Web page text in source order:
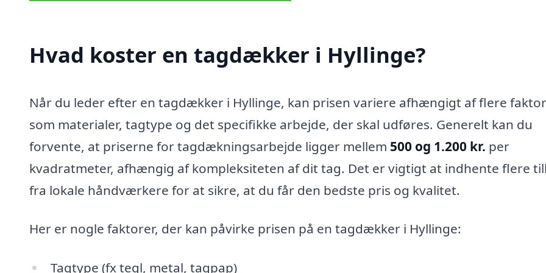
Hvad koster en tagdækker i Hyllinge?
Når du leder efter en tagdækker i Hyllinge, kan prisen variere afhængigt af flere
som materialer, tagtype og det specifikke arbejde, der skal udføres. Generelt kan du
forvente, at priserne for tagdækningsarbejde ligger mellem 500 og 1.200 kr. per
kvadratmeter, afhængig af kompleksiteten af dit tag. Det er vigtigt at indhente flere
fra lokale håndværkere for at sikre, at du får den bedste pris og kvalitet.
Her er nogle faktorer, der kan påvirke prisen på en tagdækker i Hyllinge:
Tagtype (fx tegl, metal, tagpap)